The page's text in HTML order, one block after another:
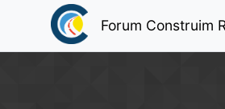
Forum Construim